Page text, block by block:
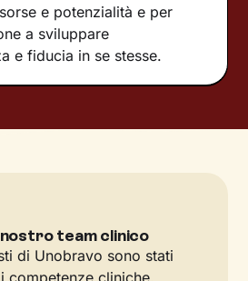
e potenzialità e per
a sviluppare
e fiducia in se stesse.
team clinico
di Unobravo sono stati
competenze cliniche,